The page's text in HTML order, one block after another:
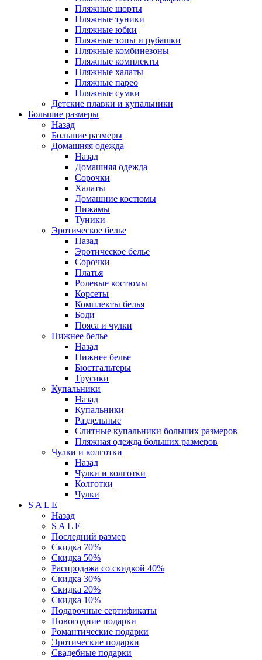
Пляжные шорты
Пляжные туники
Пляжные юбки
Пляжные топы и рубашки
Пляжные комбинезоны
Пляжные комплекты
Пляжные халаты
Пляжные парео
Пляжные сумки
Детские плавки и купальники
Большие размеры
Назад
Большие размеры
Домашняя одежда
Назад
Домашняя одежда
Сорочки
Халаты
Домашние костюмы
Пижамы
Туники
Эротическое белье
Назад
Эротическое белье
Сорочки
Платья
Ролевые костюмы
Корсеты
Комплекты белья
Боди
Пояса и чулки
Нижнее белье
Назад
Нижнее белье
Бюстгальтеры
Трусики
Купальники
Назад
Купальники
Раздельные
Слитные купальники больших размеров
Пляжная одежда больших размеров
Чулки и колготки
Назад
Чулки и колготки
Колготки
Чулки
S A L E
Назад
S A L E
Последний размер
Скидка 70%
Скидка 50%
Распродажа со скидкой 40%
Скидка 30%
Скидка 20%
Скидка 10%
Подарочные сертификаты
Новогодние подарки
Романтические подарки
Эротические подарки
Свадебные подарки